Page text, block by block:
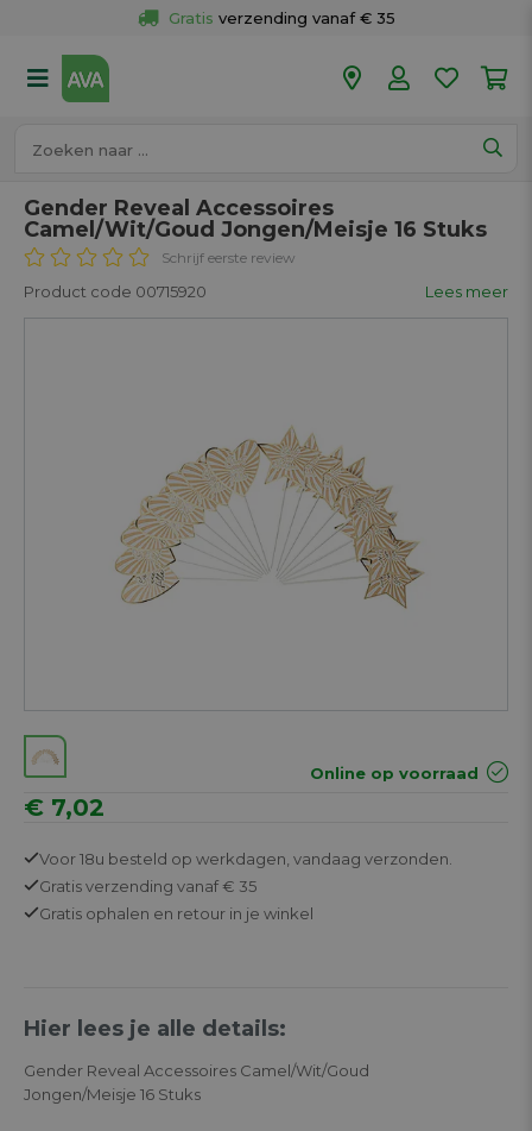
Gratis verzending vanaf € 35
50 winkels
Gender Reveal Accessoires
Camel/Wit/Goud Jongen/Meisje 16 Stuks
Schrijf eerste review
Product code 00715920 Lees meer
Online op voorraad
€ 7,02
Voor 18u besteld op werkdagen, vandaag verzonden.
Gratisverzending vanaf € 35
Gratis ophalen en retour in je winkel
Hier lees je alle details:
Gender Reveal Accessoires Camel/Wit/Goud
Jongen/Meisje 16 Stuks